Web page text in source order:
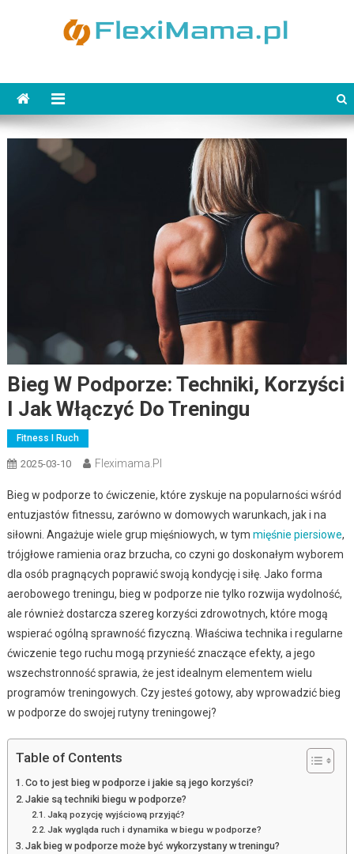
Bieg W Podporze: Techniki, Korzyści
I Jak Włączyć Do Treningu
Fitness I Ruch
2025-03-10 Fleximama.pl
Bieg w podporze to ćwiczenie, które zyskuje na popularności wśród
entuzjastów fitnessu, zarówno w domowych warunkach, jak i na
siłowni. Angażuje wiele grup mięśniowych, w tym mięśnie piersiowe,
trójgłowe ramienia oraz brzucha, co czyni go doskonałym wyborem
dla osób pragnących poprawić swoją kondycję i siłę. Jako forma
aerobowego treningu, bieg w podporze nie tylko rozwija wydolność,
ale również dostarcza szereg korzyści zdrowotnych, które mogą
wspierać ogólną sprawność fizyczną. Właściwa technika i regularne
ćwiczenie tego ruchu mogą przynieść znaczące efekty, a jego
wszechstronność sprawia, że jest idealnym elementem wielu
programów treningowych. Czy jesteś gotowy, aby wprowadzić bieg
w podporze do swojej rutyny treningowej?
Table of Contents
Co to jest bieg w podporze i jakie są jego korzyści?
Jakie są techniki biegu w podporze?
Jaką pozycję wyjściową przyjąć?
Jak wygląda ruch i dynamika w biegu w podporze?
Jak bieg w podporze może być wykorzystany w treningu?